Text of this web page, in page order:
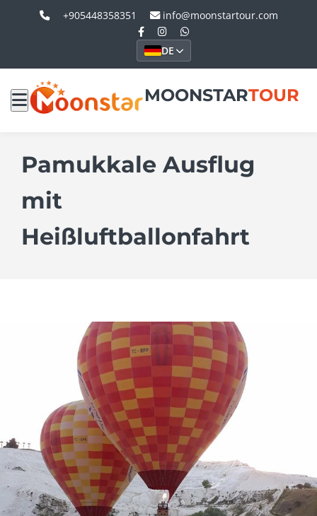
+905448358351 info@moonstartour.com
DE
MOONSTARTOUR
Pamukkale Ausflug
mit
Heißluftballonfahrt